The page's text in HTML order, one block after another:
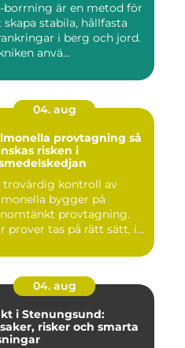
borrning är en metod för
skapa stabila, hållfasta
i berg och jord.
anvä...
04. aug
provtagning så
risken i
trovärdig kontroll av
bygger på
provtagning.
prover tas på rätt sätt, i...
04. aug
i Stenungsund:
risker och smarta